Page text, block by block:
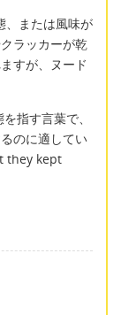
、または風味が
ラッカーが乾
すが、ヌード
指す言葉で、
のに適してい
they kept